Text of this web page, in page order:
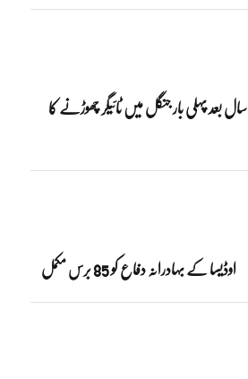
قازقستان کا 70 سال بعد پہلی بار جنگل میں ٹائیگر چھوڑنے کا
اوڈیسا کے بہادرانہ دفاع کو 85 برس مکمل